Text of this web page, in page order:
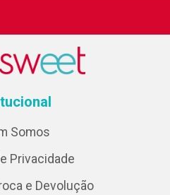
Somos
Privacidade
e Devolução